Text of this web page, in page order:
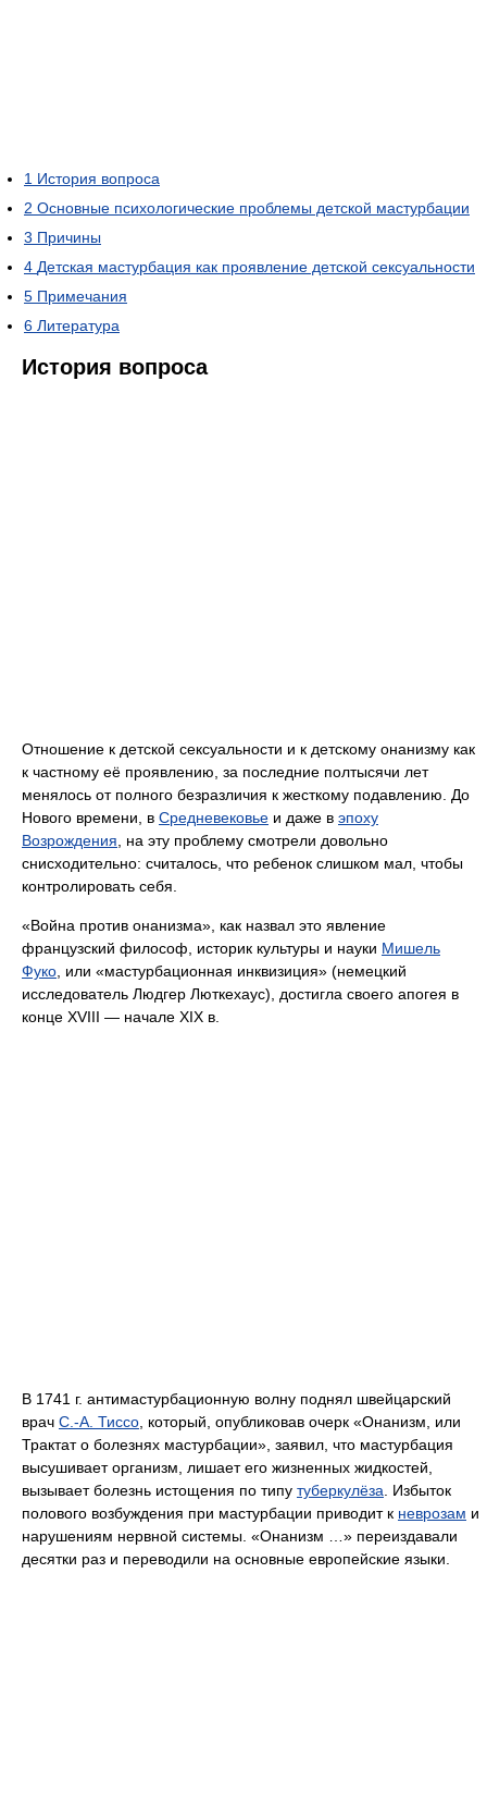
1 История вопроса
2 Основные психологические проблемы детской мастурбации
3 Причины
4 Детская мастурбация как проявление детской сексуальности
5 Примечания
6 Литература
История вопроса
Отношение к детской сексуальности и к детскому онанизму как
к частному её проявлению, за последние полтысячи лет
менялось от полного безразличия к жесткому подавлению. До
Нового времени, в Средневековье и даже в эпоху
Возрождения , на эту проблему смотрели довольно
снисходительно: считалось, что ребенок слишком мал, чтобы
контролировать себя.
«Война против онанизма», как назвал это явление
французский философ, историк культуры и науки Мишель
Фуко , или «мастурбационная инквизиция» (немецкий
исследователь Людгер Люткехаус), достигла своего апогея в
конце XVIII — начале XIX в.
В 1741 г. антимастурбационную волну поднял швейцарский
врач С.-А. Тиссо , который, опубликовав очерк «Онанизм, или
Трактат о болезнях мастурбации», заявил, что мастурбация
высушивает организм, лишает его жизненных жидкостей,
вызывает болезнь истощения по типу туберкулёза . Избыток
полового возбуждения при мастурбации приводит к неврозам и
нарушениям нервной системы. «Онанизм …» переиздавали
десятки раз и переводили на основные европейские языки.